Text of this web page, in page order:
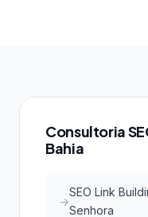
do Google e do
Consultoria
Bahia
SEO Link
Senhora